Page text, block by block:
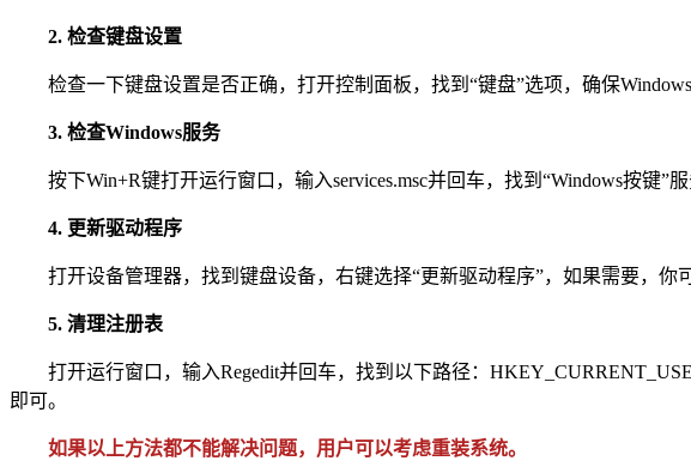
2. 检查键盘设置
检查一下键盘设置是否正确，打开控制面板，找到“键盘”选项，确保
3. 检查Windows服务
按下Win+R键打开运行窗口，输入services.msc并回车，找到“Windows按键”服
4. 更新驱动程序
打开设备管理器，找到键盘设备，右键选择“更新驱动程序”，如果需要，你
5. 清理注册表
打开运行窗口，输入Regedit并回车，找到以下路径：
即可。
如果以上方法都不能解决问题，用户可以考虑重装系统。